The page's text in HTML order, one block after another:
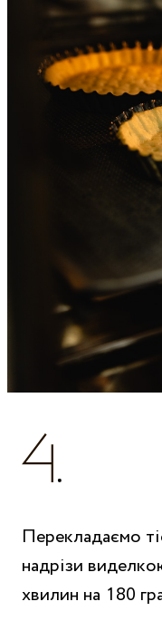
Перекладаємо
надрізи
хвилин на 180